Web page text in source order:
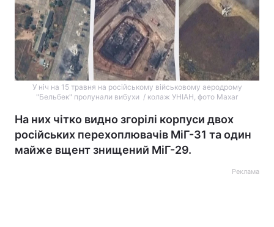
У ніч на 15 травня на російському військовому аеродрому
"Бельбек" пролунали вибухи / колаж УНІАН, фото Maxar
На них чітко видно згорілі корпуси двох
російських перехоплювачів МіГ-31 та один
майже вщент знищений МіГ-29.
Реклама